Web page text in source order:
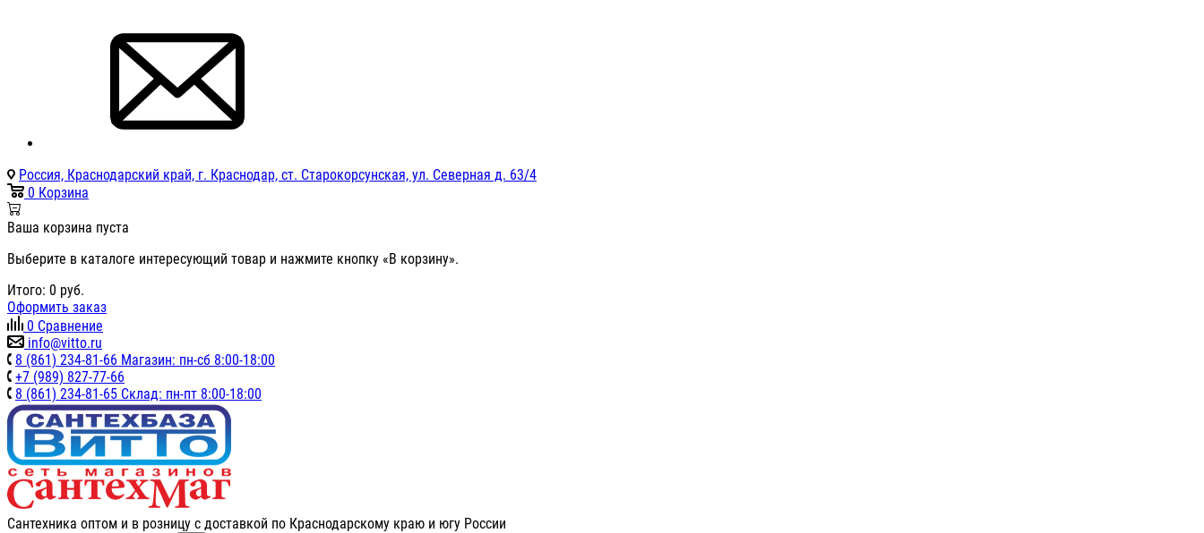
Россия, Краснодарский край, г. Краснодар, ст. Старокорсунская, ул. Северная д. 63/4
0 Корзина
Ваша корзина пуста
Выберите в каталоге интересующий товар и нажмите кнопку «В корзину».
Итого: 0 руб.
Оформить заказ
0 Сравнение
info@vitto.ru
8 (861) 234-81-66 Магазин: пн-сб 8:00-18:00
+7 (989) 827-77-66
8 (861) 234-81-65 Склад: пн-пт 8:00-18:00
Сантехника оптом и в розницу с доставкой по Краснодарскому краю и югу России